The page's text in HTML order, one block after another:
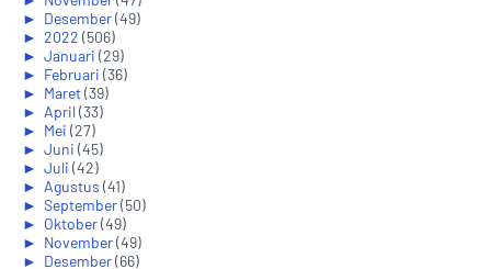
► Desember(49)
► 2022 (506)
► Januari (29)
► Februari (36)
► Maret(39)
► April(33)
► Mei (27)
► Juni (45)
► Juli (42)
► Agustus (41)
► September(50)
► Oktober(49)
► November(49)
► Desember(66)